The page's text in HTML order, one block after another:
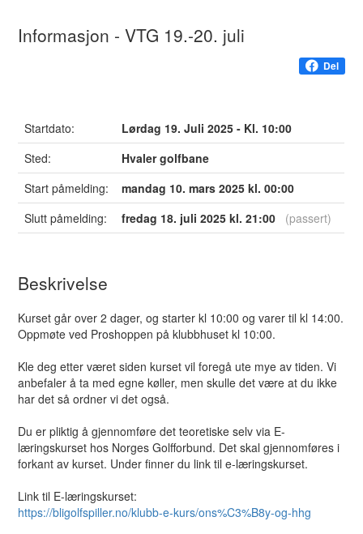
Informasjon - VTG 19.-20. juli
Del
Startdato:
Lørdag 19. Juli 2025 - Kl. 10:00
Sted:
Hvaler golfbane
Start påmelding:
mandag 10. mars 2025 kl. 00:00
Slutt påmelding:
fredag 18. juli 2025 kl. 21:00 (passert)
Beskrivelse
Kurset går over 2 dager, og starter kl 10:00 og varer til kl 14:00.
Oppmøte ved Proshoppen på klubbhuset kl 10:00.
Kle deg etter været siden kurset vil foregå ute mye av tiden. Vi
anbefaler å ta med egne køller, men skulle det være at du ikke
har det så ordner vi det også.
Du er pliktig å gjennomføre det teoretiske selv via E-
læringskurset hos Norges Golfforbund. Det skal gjennomføres i
forkant av kurset. Under finner du link til e-læringskurset.
Link til E-læringskurset:
https://bligolfspiller.no/klubb-e-kurs/ons%C3%B8y-og-hhg